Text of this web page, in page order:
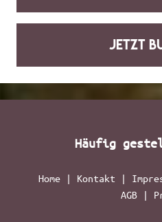
jetzt
Häufig
Home | Kontakt |
AGB |